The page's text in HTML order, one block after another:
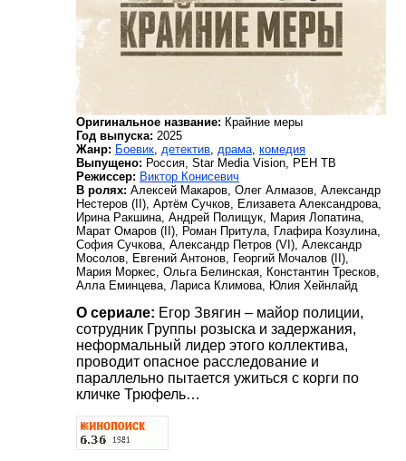
Оригинальное название: Крайние меры
Год выпуска: 2025
Жанр: Боевик детектив драма комедия
Выпущено: Россия, Star Media Vision, РЕН ТВ
Режиссер: Виктор Конисевич
В ролях: Алексей Макаров, Олег Алмазов, Александр
Нестеров (II), Артём Сучков, Елизавета Александрова,
Ирина Ракшина, Андрей Полищук, Мария Лопатина,
Марат Омаров (II), Роман Притула, Глафира Козулина,
София Сучкова, Александр Петров (VI), Александр
Мосолов, Евгений Антонов, Георгий Мочалов (II),
Мария Моркес, Ольга Белинская, Константин Тресков,
Алла Еминцева, Лариса Климова, Юлия Хейнлайд
О сериале: Егор Звягин – майор полиции,
сотрудник Группы розыска и задержания,
неформальный лидер этого коллектива,
проводит опасное расследование и
параллельно пытается ужиться с корги по
кличке Трюфель…